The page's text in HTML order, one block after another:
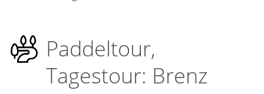
Paddeltour,
Tagestour: Brenz